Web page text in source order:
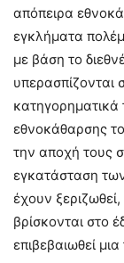
απόπειρα
εγκλήματα
με βάση το
κατηγορηματικά
εθνοκάθαρσης
την αποχή τους
εγκατάσταση
έχουν
βρίσκονται στο
επιβεβαιωθεί